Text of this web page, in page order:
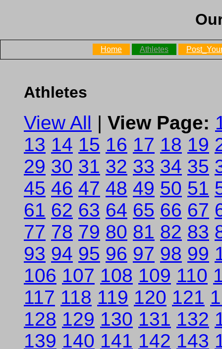
Home Athletes
Athletes
View All | View Page:
13 14 15 16 17 18 19
29 30 31 32 33 34 35
45 46 47 48 49 50 51
61 62 63 64 65 66 67
77 78 79 80 81 82 83
93 94 95 96 97 98 99
106 107 108 109 110
117 118 119 120 121
128 129 130 131 132
139 140 141 142 143